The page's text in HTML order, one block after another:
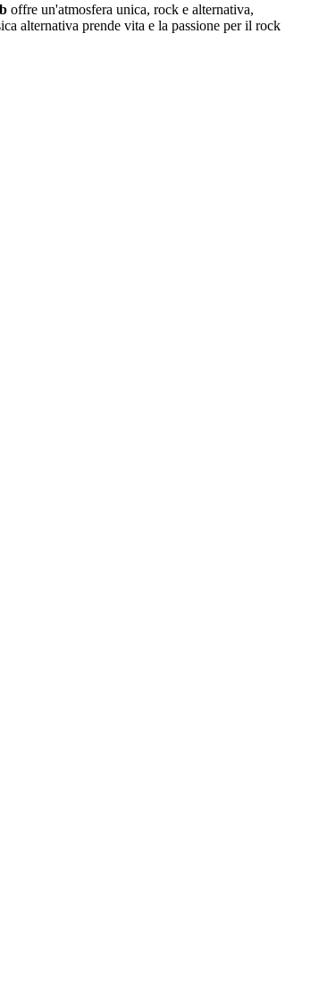
offre un'atmosfera unica, rock e alternativa,
alternativa prende vita e la passione per il rock